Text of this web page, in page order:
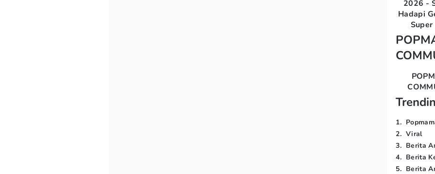
2026 -
Hadapi
1.
2. Viral
3. Berita
4. Berita
5. Berita